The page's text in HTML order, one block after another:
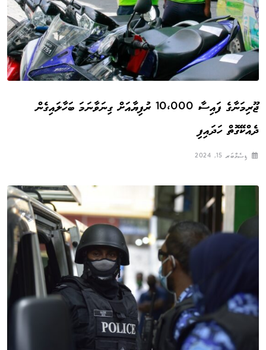
ޖޫރިމަނާގެ ފައިސާ 10،000 ރުފިޔާއަށް ގިނަވާނަމަ ބަހާލައިގެން
ދެއްކޭގޮތް ހަދައިފި
ޑިސެމްބަރ 15, 2024